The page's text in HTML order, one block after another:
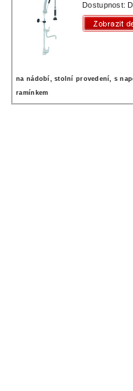
Dostupnost:
na nádobí, stolní provedení, s
ramínkem